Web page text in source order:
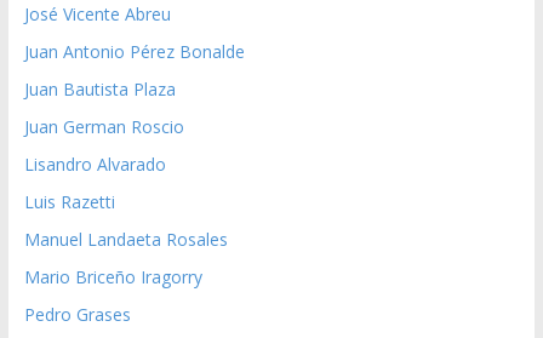
José Vicente Abreu
Juan Antonio Pérez Bonalde
Juan Bautista Plaza
Juan German Roscio
Lisandro Alvarado
Luis Razetti
Manuel Landaeta Rosales
Mario Briceño Iragorry
Pedro Grases